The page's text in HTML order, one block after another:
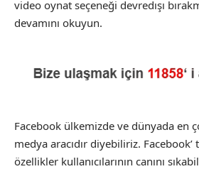
video oynat seçeneği devredışı
devamını okuyun.
Facebook ülkemizde ve dünyada en
medya aracıdır diyebiliriz. Facebook’
özellikler kullanıcılarının canını